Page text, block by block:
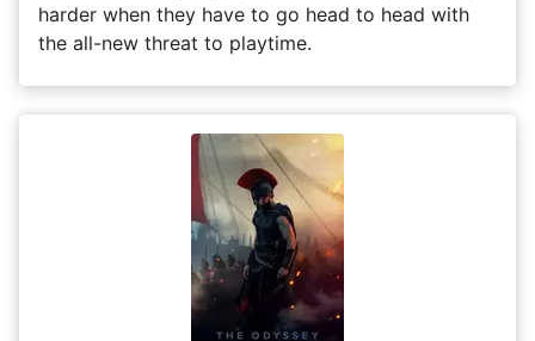
harder when they have to go head to head with
the all-new threat to playtime.